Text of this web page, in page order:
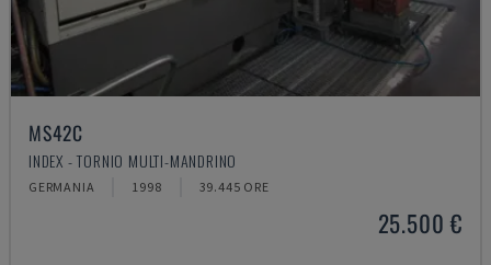
MS42C
INDEX - TORNIO MULTI-MANDRINO
GERMANIA 1998 39.445 ORE
25.500 €